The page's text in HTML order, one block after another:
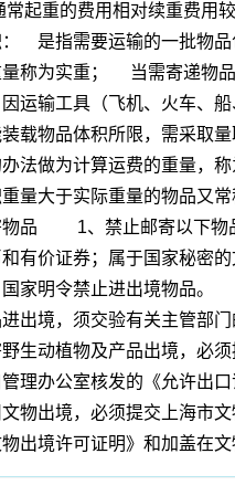
起重的费用相对续重费
： 是指需要运输的一批物品
量称为实重； 当需寄递物
运输工具（飞机、火车、
载物品体积所限，需采取
法做为计算运费的重量，
量大于实际重量的物品又常
1、禁止邮寄以下物品
有价证券；属于国家秘密
国家明令禁止进出境物品
进出境，须交验有关主管部
生动植物及产品出境，必
理办公室核发的《允许出
物出境，必须提交上海市
出境许可证明》和加盖在文